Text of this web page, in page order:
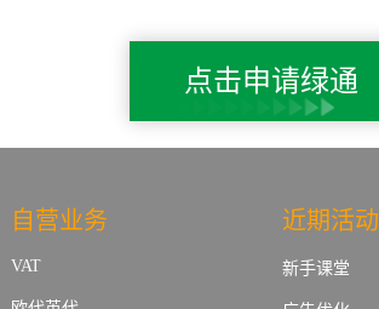
点击申请绿通
自营业务
VAT
近期活动
新手课堂